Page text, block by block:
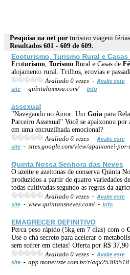
Pesquisa na net por turismo viagem
Resultados 601 - 609 de 609.
Ecoturismo, Turismo Rural e Casas
Ecoturismo Turismo Rural e Casas de
alojamento rural. Trilhos, ecovias e
Avaliado 0 vezes - Avalie este
site - quintalamosa.com/ - Info
assexual
"Navegando no Amor: Um Guia para
Parceiro Assexual" Você se apaixonou por
em uma encruzilhada emocional?
Avaliado 0 vezes - Avalie este
site - sites.google.com/view/apaixonei-por-
Quinta Nossa Senhora das Neves
O azeite e azeitonas de conserva Quinta
produzidos a partir de quatro variedades
todas cultivadas segundo as regras da
Avaliado 0 vezes - Avalie este
site - www.quintansneves.com/ - Info
EMAGRECER DEFINITIVO
Perca peso rápido (5kg em 7 dias) com o
Use o chá secreto para acelerar o
sem sofrer em dietas! Oferta por R$ 37,90
Avaliado 0 vezes - Avalie este
site - app.monetizze.com.br/r/